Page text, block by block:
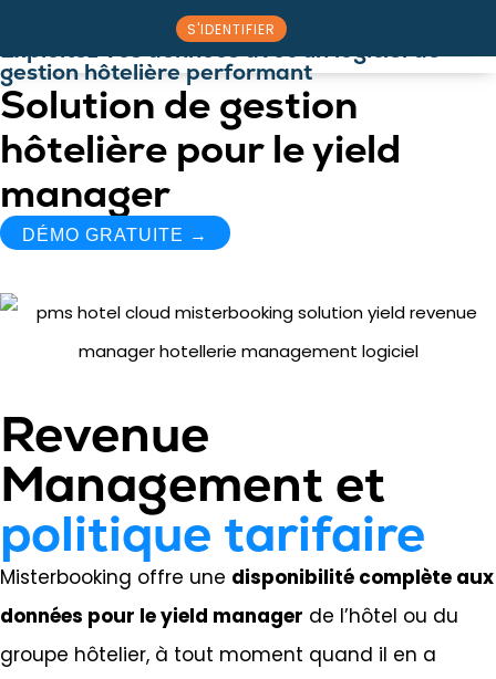
S'IDENTIFIER
Exploitez vos données avec un logiciel de
gestion hôtelière performant
Solution de gestion
hôtelière pour le yield
manager
DÉMO GRATUITE →
Revenue
Management et
politique tarifaire
Misterbooking offre une disponibilité complète aux
données pour le yield manager de l’hôtel ou du
groupe hôtelier, à tout moment quand il en a